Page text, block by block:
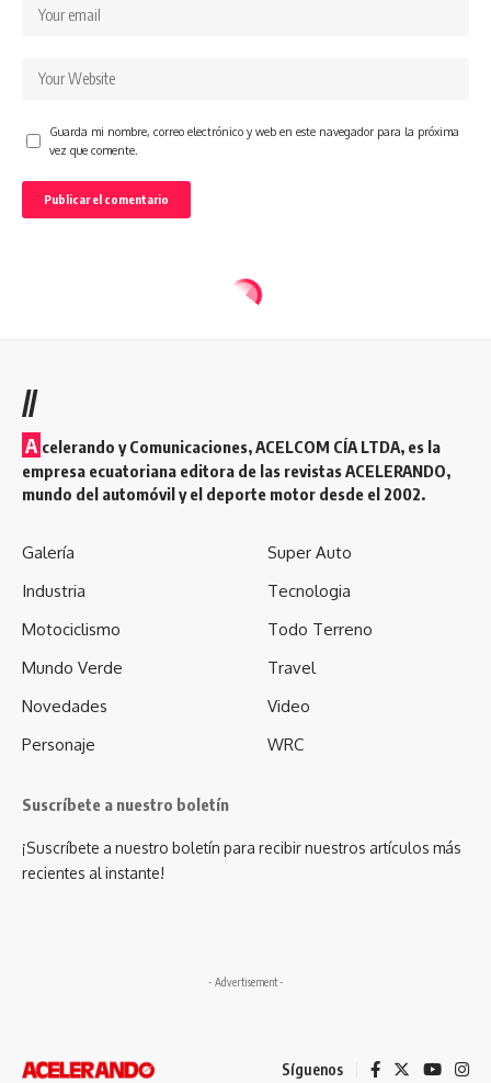
Guarda mi nombre, correo electrónico y web en este navegador para la próxima
vez que comente.
//
A celerando y Comunicaciones, ACELCOM CÍA LTDA, es la
empresa ecuatoriana editora de las revistas ACELERANDO,
mundo del automóvil y el deporte motor desde el 2002.
Galería
Industria
Motociclismo
Mundo Verde
Novedades
Personaje
Super Auto
Tecnologia
Todo Terreno
Travel
Video
WRC
Suscríbete a nuestro boletín
¡Suscríbete a nuestro boletín para recibir nuestros artículos más
recientes al instante!
- Advertisement -
Síguenos